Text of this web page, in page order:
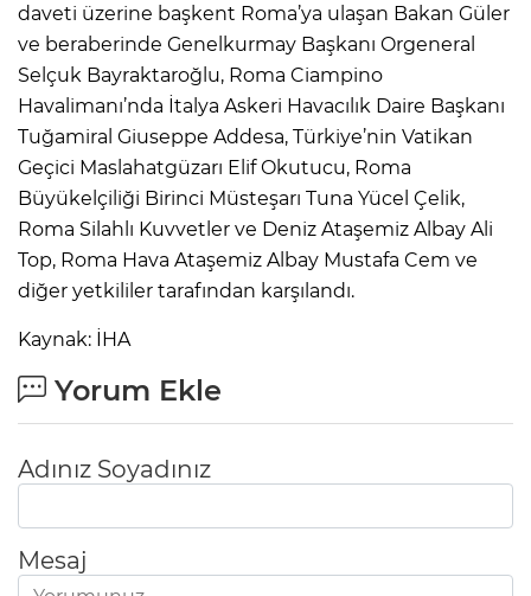
daveti üzerine başkent Roma’ya ulaşan Bakan Güler
ve beraberinde Genelkurmay Başkanı Orgeneral
Selçuk Bayraktaroğlu, Roma Ciampino
Havalimanı’nda İtalya Askeri Havacılık Daire Başkanı
Tuğamiral Giuseppe Addesa, Türkiye’nin Vatikan
Geçici Maslahatgüzarı Elif Okutucu, Roma
Büyükelçiliği Birinci Müsteşarı Tuna Yücel Çelik,
Roma Silahlı Kuvvetler ve Deniz Ataşemiz Albay Ali
Top, Roma Hava Ataşemiz Albay Mustafa Cem ve
diğer yetkililer tarafından karşılandı.
Kaynak: İHA
Yorum Ekle
Adınız Soyadınız
Mesaj